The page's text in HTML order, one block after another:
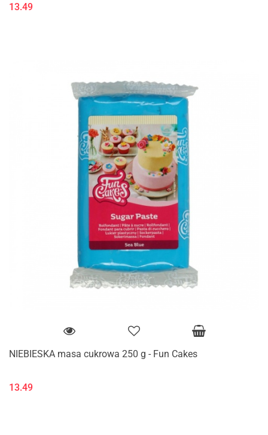
13.49
NIEBIESKA masa cukrowa 250 g - Fun Cakes
13.49